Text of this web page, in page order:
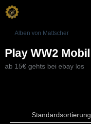
Alben von Mattscher
Play WW2 Mobil
ab 15€ gehts bei ebay los
Standardsortierung